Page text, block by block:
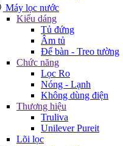
Máy lọc nước
Kiểu dáng
Tủ đứng
Âm tủ
Để bàn - Treo tường
Chức năng
Lọc Ro
Nóng - Lạnh
Không dùng điện
Thương hiệu
Truliva
Unilever Pureit
Lõi lọc